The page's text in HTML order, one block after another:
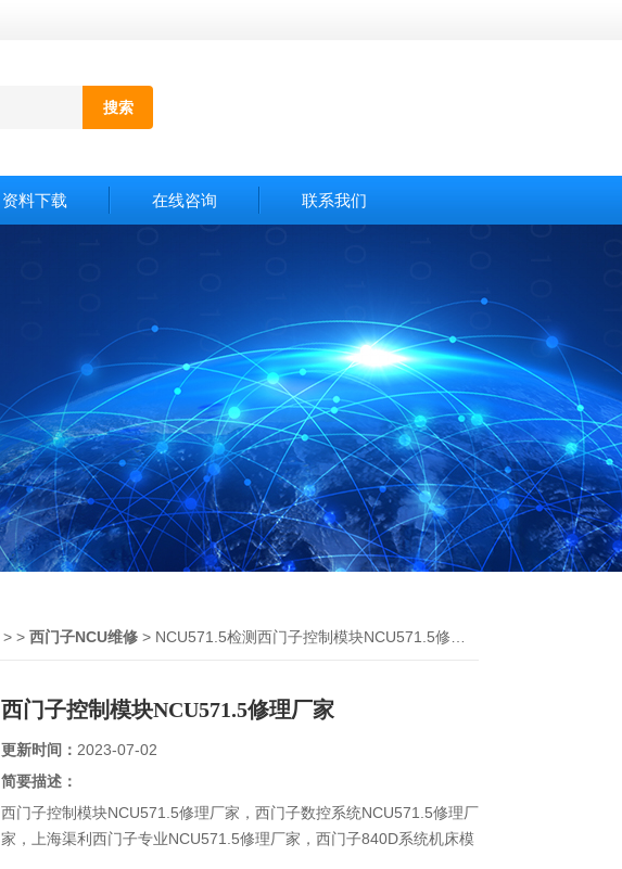
资料下载 在线咨询 联系我们
> > 西门子NCU维修 > NCU571.5检测西门子控制模块NCU571.5修理厂家
西门子控制模块NCU571.5修理厂家
更新时间： 2023-07-02
简要描述：
西门子控制模块NCU571.5修理厂家，西门子数控系统NCU571.5修理厂
家，上海渠利西门子专业NCU571.5修理厂家，西门子840D系统机床模